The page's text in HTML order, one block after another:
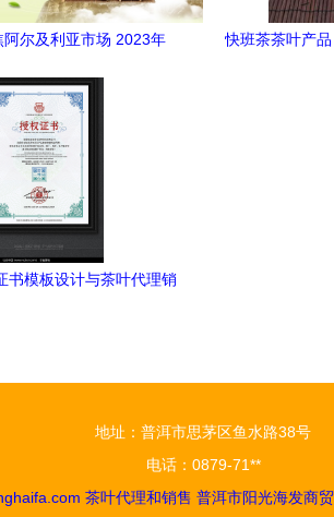
阿尔及利亚市场 2023年
快班茶茶叶产
书模板设计与茶叶代理销
地址：普洱市思茅区鱼水路38号
电话：0879-71**
茶叶代理和销售 普洱市阳光海发商